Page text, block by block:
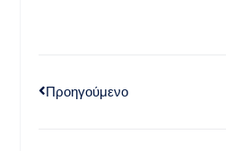
Προηγούμενο